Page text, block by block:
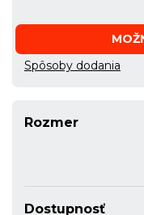
Spôsoby dodania
Rozmer
Dostupnosť